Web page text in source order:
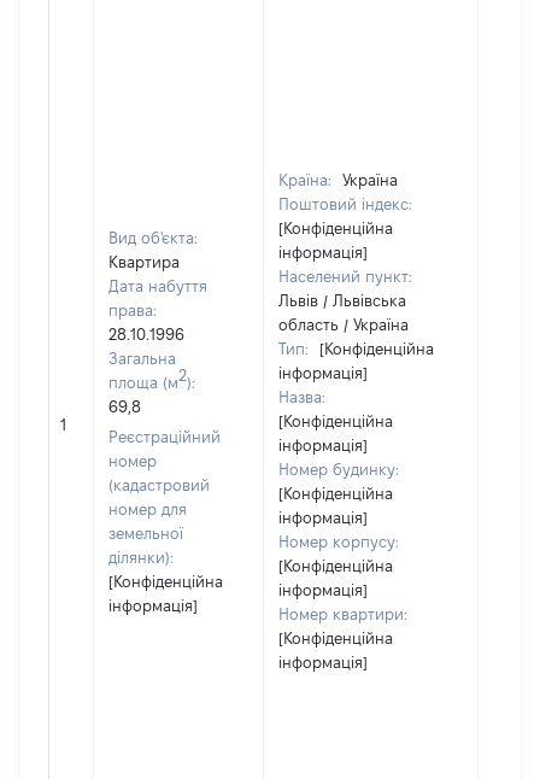
1
Вид об'єкта:
Квартира
Дата набуття
права:
28.10.1996
Загальна
площа (м2):
69,8
Реєстраційний
номер
(кадастровий
номер для
земельної
ділянки):
[Конфіденційна
інформація]
Країна:
Україна
Поштовий індекс:
[Конфіденційна
інформація]
Населений пункт:
Львів / Львівська
область / Україна
Тип:
[Конфіденційна
інформація]
Назва:
[Конфіденційна
інформація]
Номер будинку:
[Конфіденційна
інформація]
Номер корпусу:
[Конфіденційна
інформація]
Номер квартири:
[Конфіденційна
інформація]